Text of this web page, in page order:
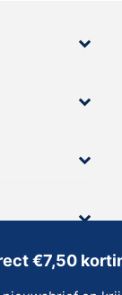
anders
€7,50